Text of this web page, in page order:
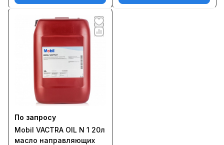
По запросу
Mobil VACTRA OIL N 1 20л
масло направляющих